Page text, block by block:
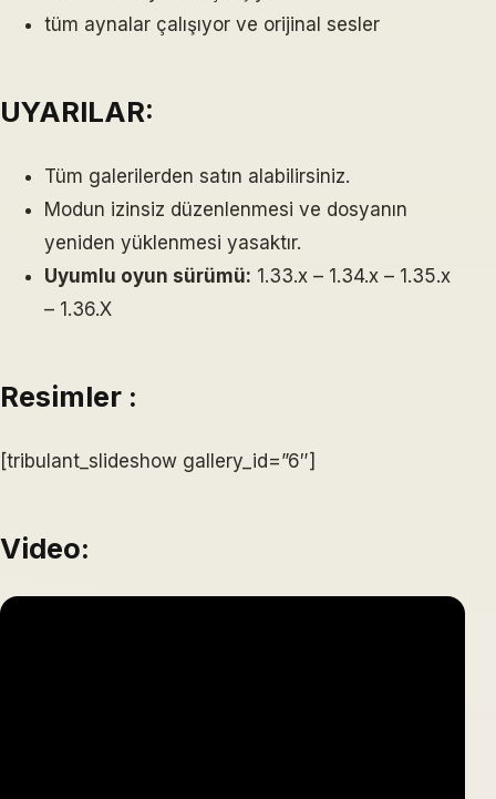
tüm aynalar çalışıyor ve orijinal sesler
UYARILAR:
Tüm galerilerden satın alabilirsiniz.
Modun izinsiz düzenlenmesi ve dosyanın
yeniden yüklenmesi yasaktır.
Uyumlu oyun sürümü: 1.33.x – 1.34.x – 1.35.x
– 1.36.X
Resimler :
[tribulant_slideshow gallery_id=”6″]
Video: